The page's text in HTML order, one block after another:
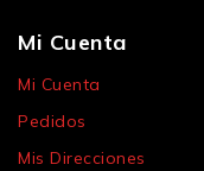
Mi Cuenta
Mi Cuenta
Pedidos
Mis Direcciones